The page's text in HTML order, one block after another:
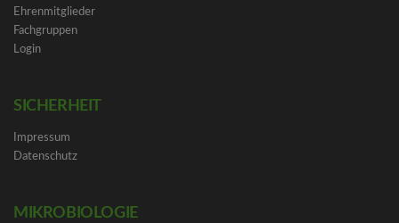
Ehrenmitglieder
Fachgruppen
Login
SICHERHEIT
Impressum
Datenschutz
MIKROBIOLOGIE